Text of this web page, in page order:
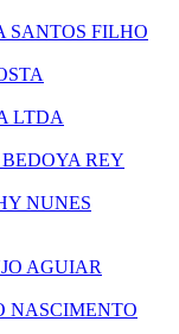
SANTOS FILHO
LTDA
REY
NUNES
AGUIAR
NASCIMENTO